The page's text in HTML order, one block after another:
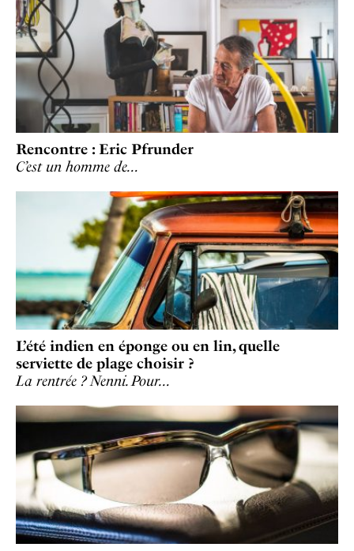
Rencontre : Eric Pfrunder
C’est un homme de…
L’été indien en éponge ou en lin, quelle
serviette de plage choisir ?
La rentrée ? Nenni. Pour…